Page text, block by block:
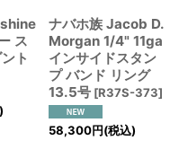
ス
ト
ナバホ族 Jacob D.
Morgan 1/4" 11ga
インサイドスタン
プ バンド リング
13.5号 [R37S-373]
58,300円(税込)